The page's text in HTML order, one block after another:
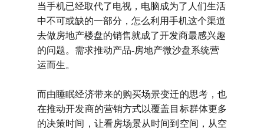
当手机已经取代了电视，电脑成为了人们生活
中不可或缺的一部分，怎么利用手机这个渠道
去做房地产楼盘的销售就成了开发商最感兴趣
的问题。需求推动产品-房地产微沙盘系统营
运而生。
而由睡眠经济带来的购买场景变迁的思考，也
在推动开发商的营销方式以覆盖目标群体更多
的决策时间，让看房场景从时间到空间，从空